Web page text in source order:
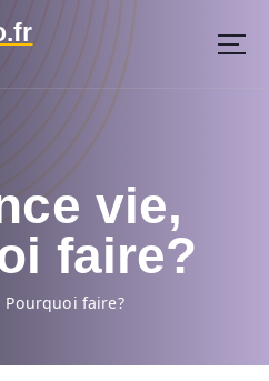
vie,
faire?
Pourquoi faire?